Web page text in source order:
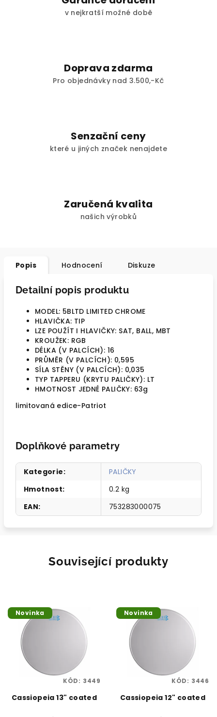
v nejkratší možné době
Doprava zdarma
Pro objednávky nad 3.500,-Kč
Senzační ceny
které u jiných značek nenajdete
Zaručená kvalita
našich výrobků
Popis Hodnocení Diskuze
Detailní popis produktu
MODEL: 5BLTD LIMITED CHROME
HLAVIČKA: TIP
LZE POUŽÍT I HLAVIČKY: SAT, BALL, MBT
KROUŽEK: RGB
DÉLKA (V PALCÍCH): 16
PRŮMĚR (V PALCÍCH): 0,595
SÍLA STĚNY (V PALCÍCH): 0,035
TYP TAPPERU (KRYTU PALIČKY): LT
HMOTNOST JEDNÉ PALIČKY: 63g
limitovaná edice-Patriot
Doplňkové parametry
Kategorie:
PALIČKY
Hmotnost:
0.2 kg
EAN: 753283000075
Související produkty
Novinka
Cassiopeia 13" coated
KÓD: 3449
Novinka
Cassiopeia 12" coated
KÓD: 3446